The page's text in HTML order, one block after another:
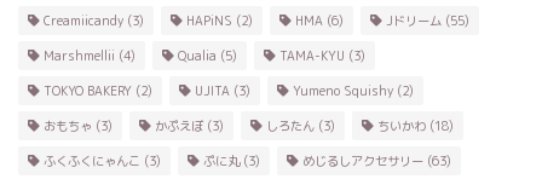
Creamiicandy (3) HAPiNS (2) HMA (6) Jドリーム (55)
Marshmellii (4) Qualia (5) TAMA-KYU (3)
TOKYO BAKERY (2) UJITA (3) Yumeno Squishy (2)
おもちゃ (3) かぷえぼ (3) しろたん (3) ちいかわ (18)
ふくふくにゃんこ (3) ぷに丸(3) めじるしアクセサリー (63)